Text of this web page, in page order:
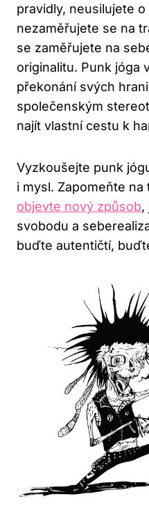
‌pravidly, neusilujete
nezaměřujete se na
se zaměřujete na
originalitu. Punk jóga
⁣překonání ​svých
společenským
najít vlastní cestu k
Vyzkoušejte punk
i mysl. Zapomeňte
objevte nový způsob,
svobodu ‍a
buďte ​autentičtí,